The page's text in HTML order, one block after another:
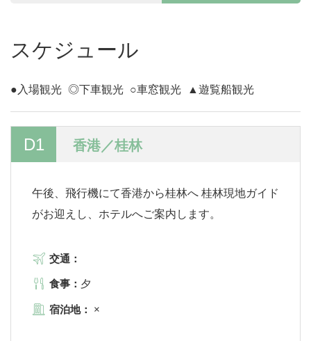
スケジュール
●入場観光 ◎下車観光 ○車窓観光 ▲遊覧船観光
D1 香港／桂林
午後、飛行機にて香港から桂林へ 桂林現地ガイド
がお迎えし、ホテルへご案内します。
交通：
食事： 夕
宿泊地： ×